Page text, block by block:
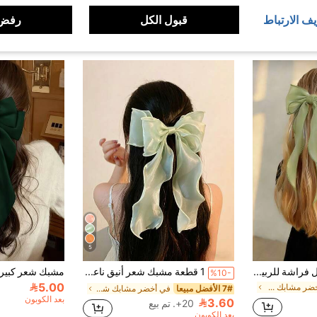
مشبك شعر أنيق بشكل فراشة للربيع، مشبك شعر فاخر للتسريحة المرفوعة أو نصف المرفوعة
في أخضر مشابك شعر
5
%10- 1 قطعة مشبك شعر أنيق ناعم جزئي بشكل فراشة كبيرة ذات شريط موجي أخضر فاتح، إكسسوار رأس مناسب للربيع والصيف والعطلات والسفر
7# الأفضل مبيعا في أخضر مشابك شعر
3.60 20+. تم بيع
بعد الكوبون
5.00
بعد الكوبون
الارتباط قبول الكل